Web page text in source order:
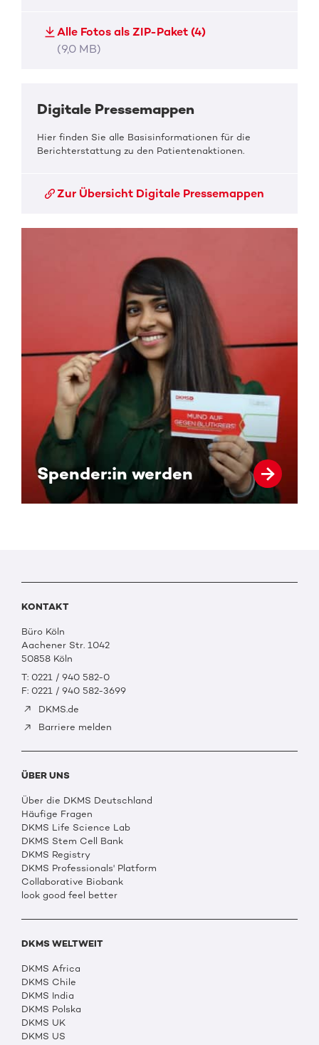
Alle Fotos als ZIP-Paket (4)
(9,0 MB)
Digitale Pressemappen
Hier finden Sie alle Basisinformationen für die
Berichterstattung zu den Patientenaktionen.
Zur Übersicht Digitale Pressemappen
Spender:in werden
KONTAKT
Büro Köln
Aachener Str. 1042
50858 Köln
T: 0221 / 940 582-0
F: 0221 / 940 582-3699
DKMS.de
Barriere melden
ÜBER UNS
Über die DKMS Deutschland
Häufige Fragen
DKMS Life Science Lab
DKMS Stem Cell Bank
DKMS Registry
DKMS Professionals' Platform
Collaborative Biobank
look good feel better
DKMS WELTWEIT
DKMS Africa
DKMS Chile
DKMS India
DKMS Polska
DKMS UK
DKMS US